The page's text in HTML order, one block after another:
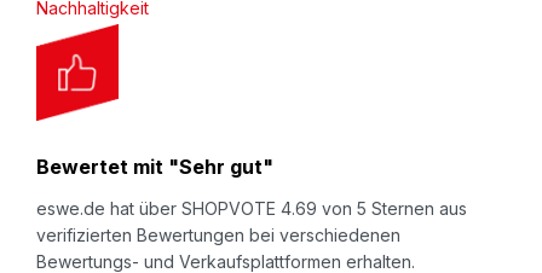
Nachhaltigkeit
Bewertet mit "Sehr gut"
eswe.de hat über SHOPVOTE 4.69 von 5 Sternen aus
verifizierten Bewertungen bei verschiedenen
Bewertungs- und Verkaufsplattformen erhalten.